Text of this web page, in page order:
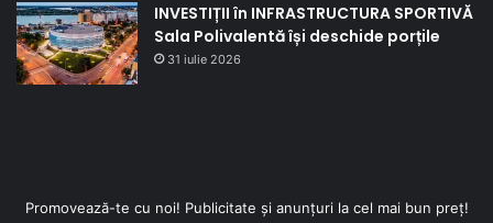
INVESTIȚII în INFRASTRUCTURA SPORTIVĂ
Sala Polivalentă își deschide porțile
31 iulie 2026
Promovează-te cu noi! Publicitate și anunțuri la cel mai bun preț!